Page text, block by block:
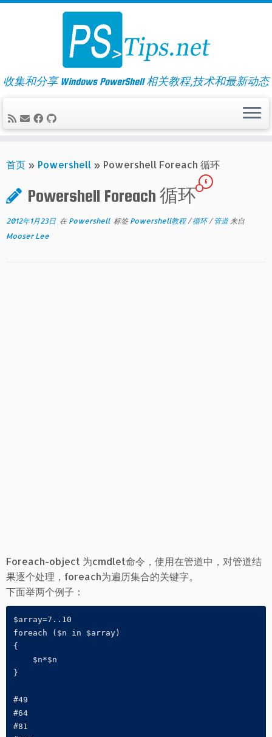
Skip
收集和分享 Windows PowerShell 相关教程,技术和最新动态
首页 » Powershell » Powershell Foreach 循环
Powershell Foreach 循环
6
2012年1月23日 在 Powershell 标签Powershell教程/循环/ 管道 来自
Mooser Lee
Foreach-object 为cmdlet命令，使用在管道中，对管道结
果逐个处理，foreach为遍历集合的关键字。
下面举两个例子：
$array=7..10
foreach ($n in $array)
{
    $n*$n
}
#49
#64
#81